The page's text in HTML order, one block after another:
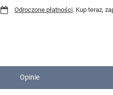
Odroczone płatności. Kup teraz,
Opinie